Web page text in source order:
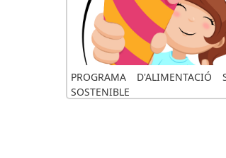
PROGRAMA
SOSTENIBLE